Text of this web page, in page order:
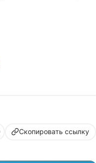
Скопировать ссылку